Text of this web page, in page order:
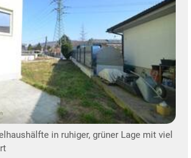
in ruhiger, grüner Lage mit viel